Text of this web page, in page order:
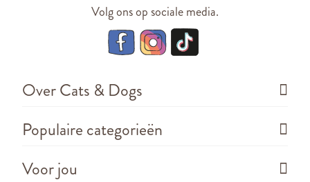
Volg ons op sociale media.
Over Cats & Dogs
Populaire categorieën
Voor jou